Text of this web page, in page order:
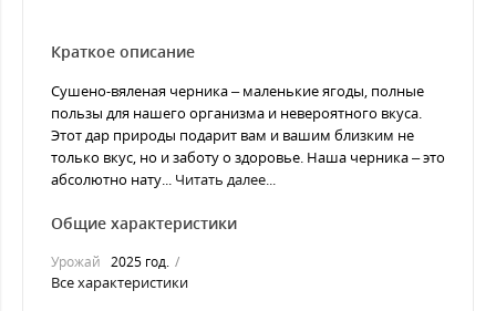
Краткое описание
Сушено-вяленая черника – маленькие ягоды, полные
пользы для нашего организма и невероятного вкуса.
Этот дар природы подарит вам и вашим близким не
только вкус, но и заботу о здоровье. Наша черника – это
абсолютно нату... Читать далее...
Общие характеристики
Урожай 2025 год.
Все характеристики